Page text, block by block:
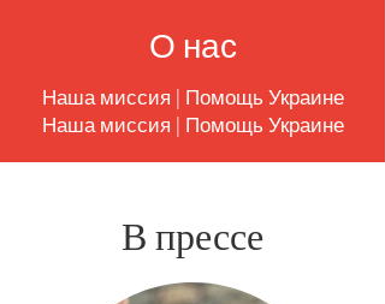
О нас
Наша миссия | Помощь Украине
Наша миссия | Помощь Украине
В прессе